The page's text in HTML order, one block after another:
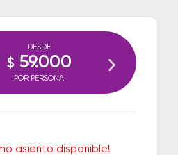
asiento disponible!
DESDE
$ 59.000
POR PERSONA